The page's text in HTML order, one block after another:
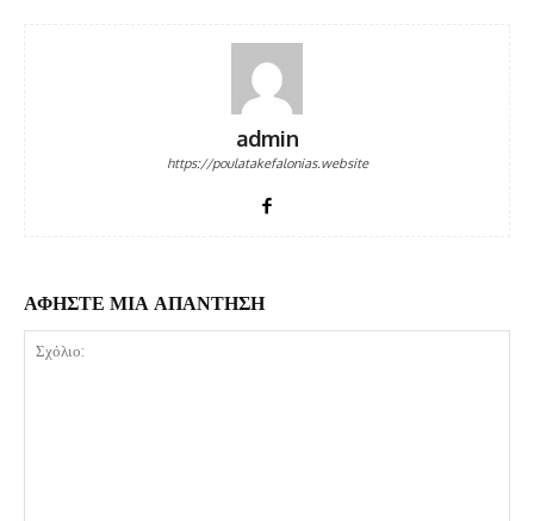
admin
https://poulatakefalonias.website
ΑΦΗΣΤΕ ΜΙΑ ΑΠΑΝΤΗΣΗ